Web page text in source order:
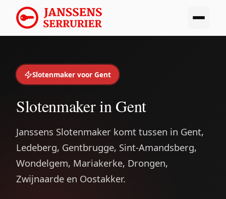
Slotenmaker voor Gent
Slotenmaker in Gent
Janssens Slotenmaker komt tussen in Gent,
Ledeberg, Gentbrugge, Sint-Amandsberg,
Wondelgem, Mariakerke, Drongen,
Zwijnaarde en Oostakker.